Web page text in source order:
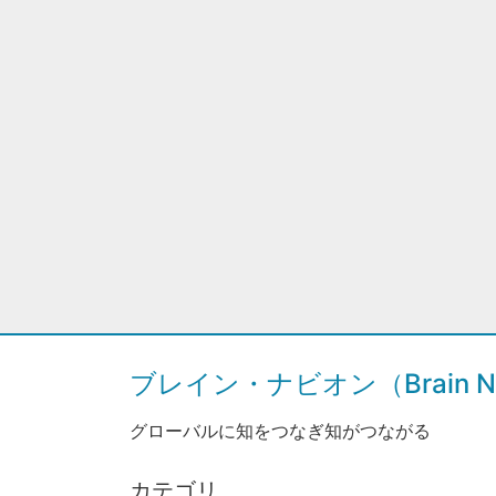
ブレイン・ナビオン（Brain
グローバルに知をつなぎ知がつながる
カテゴリ